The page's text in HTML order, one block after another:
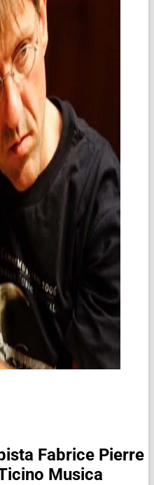
Fabrice Pierre
Musica